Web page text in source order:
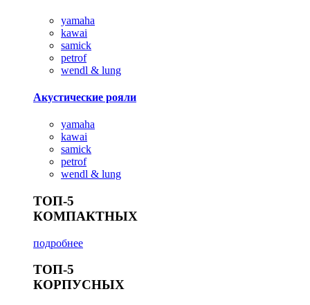
yamaha
kawai
samick
petrof
wendl & lung
Акустические рояли
yamaha
kawai
samick
petrof
wendl & lung
ТОП-5
КОМПАКТНЫХ
подробнее
ТОП-5
КОРПУСНЫХ